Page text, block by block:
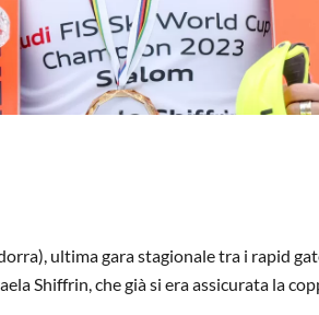
ultima gara stagionale tra i rapid
Shiffrin, che già si era assicurata la